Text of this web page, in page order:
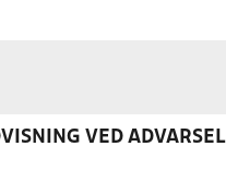
VED ADVARSEL